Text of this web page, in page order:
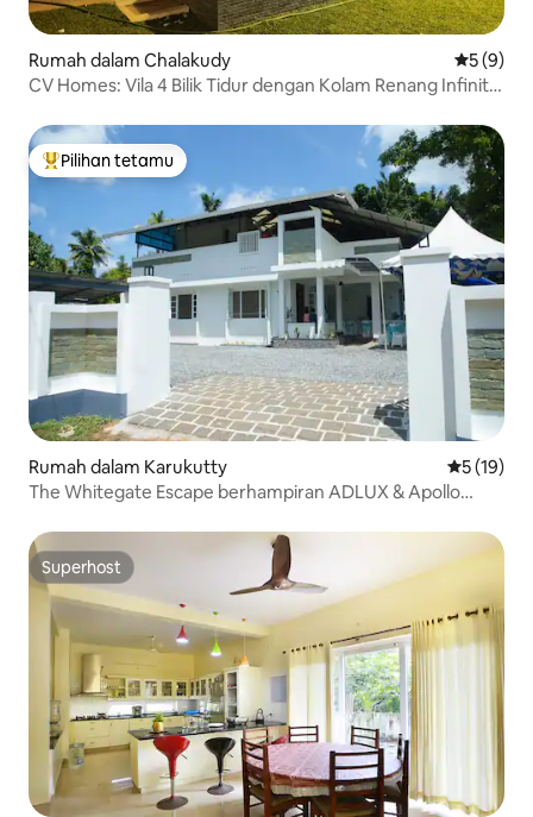
Rumah dalam Chalakudy
5 (9)
CV Homes: Vila 4 Bilik Tidur dengan Kolam Renang Infiniti
Pilihan utama tetamu
Pilihan tetamu
Rumah dalam Karukutty
5 (19)
The Whitegate Escape berhampiran ADLUX & Apollo
Superhost
Superhost